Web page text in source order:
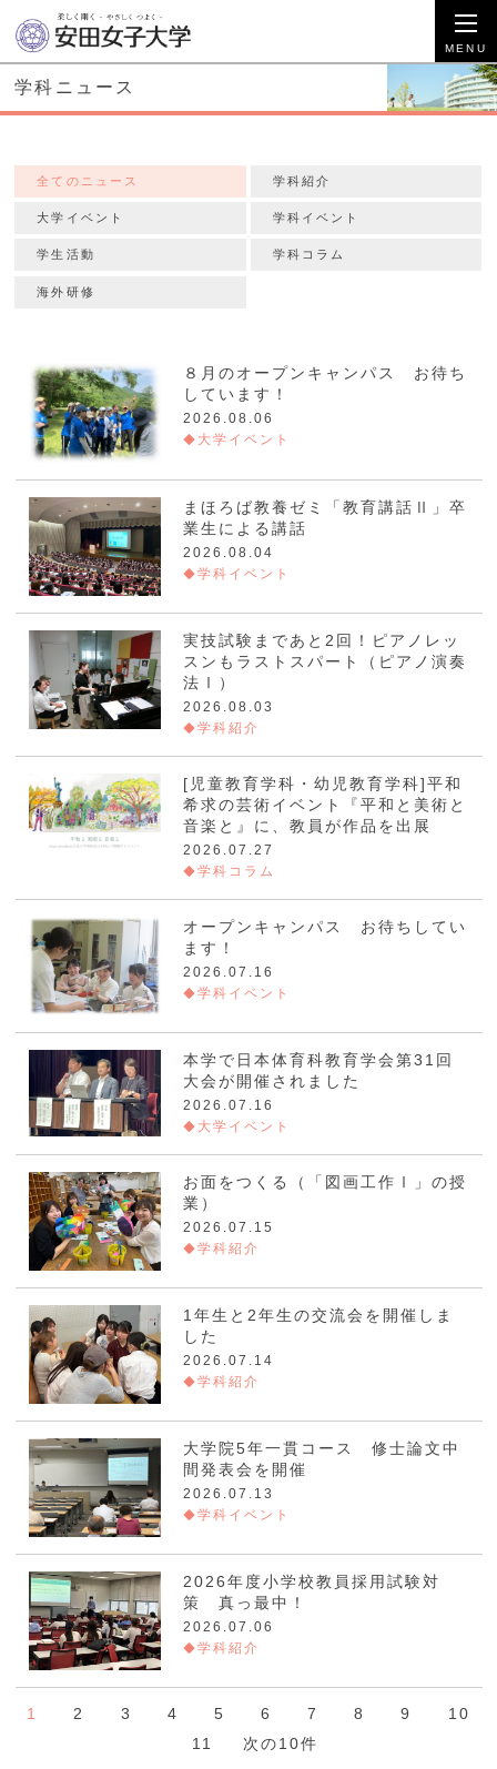
学科ニュース
全てのニュース 学科紹介
大学イベント 学科イベント
学生活動 学科コラム
海外研修
８月のオープンキャンパス お待ち
しています！
2026.08.06
大学イベント
まほろば教養ゼミ「教育講話Ⅱ」卒
業生による講話
2026.08.04
学科イベント
実技試験まであと2回！ピアノレッ
スンもラストスパート（ピアノ演奏
法Ⅰ）
2026.08.03
学科紹介
[児童教育学科・幼児教育学科]平和
希求の芸術イベント『平和と美術と
音楽と』に、教員が作品を出展
2026.07.27
学科コラム
オープンキャンパス お待ちしてい
ます！
2026.07.16
学科イベント
本学で日本体育科教育学会第31回
大会が開催されました
2026.07.16
大学イベント
お面をつくる（「図画工作Ⅰ」の授
業）
2026.07.15
学科紹介
1年生と2年生の交流会を開催しま
した
2026.07.14
学科紹介
大学院5年一貫コース 修士論文中
間発表会を開催
2026.07.13
学科イベント
2026年度小学校教員採用試験対
策 真っ最中！
2026.07.06
学科紹介
1 2 3 4 5 6 7 8 9
10
11
次の10件